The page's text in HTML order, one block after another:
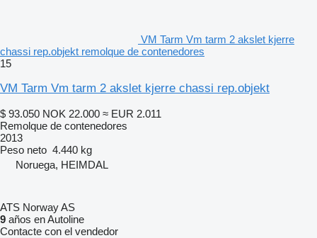
VM Tarm Vm tarm 2 akslet kjerre
chassi rep.objekt remolque de contenedores
15
VM Tarm Vm tarm 2 akslet kjerre chassi rep.objekt
$ 93.050 NOK 22.000 ≈ EUR 2.011
Remolque de contenedores
2013
Peso neto 4.440 kg
Noruega, HEIMDAL
ATS Norway AS
9 años en Autoline
Contacte con el vendedor